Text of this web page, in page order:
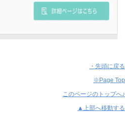
・先頭に戻る
※Page Top
このページのトップへ♪
▲上部へ移動する